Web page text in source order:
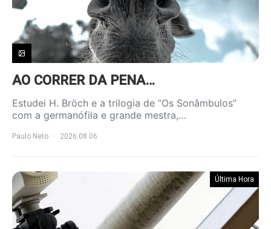
AO CORRER DA PENA…
Estudei H. Bröch e a trilogia de “Os Sonâmbulos”
com a germanófila e grande mestra,…
Paulo Neto 2026.08.06
Última Hora